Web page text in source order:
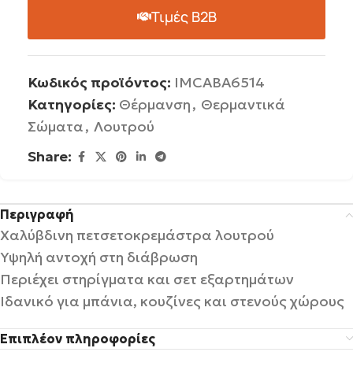
Τιμές B2B
Κωδικός προϊόντος: IMCABA6514
Κατηγορίες: Θέρμανση, Θερμαντικά
Σώματα, Λουτρού
Share:
Περιγραφή
Χαλύβδινη πετσετοκρεμάστρα λουτρού
Υψηλή αντοχή στη διάβρωση
Περιέχει στηρίγματα και σετ εξαρτημάτων
Ιδανικό για μπάνια, κουζίνες και στενούς χώρους
Επιπλέον πληροφορίες